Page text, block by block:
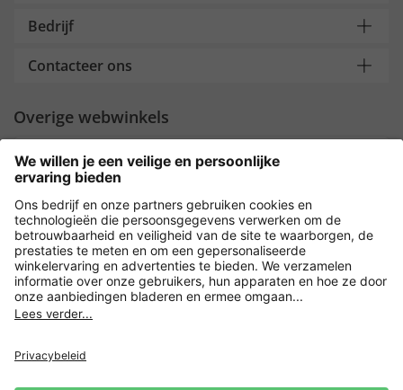
Bedrijf
Contacteer ons
Overige webwinkels
Nederland
Payment and Delivery
Versleuteling met